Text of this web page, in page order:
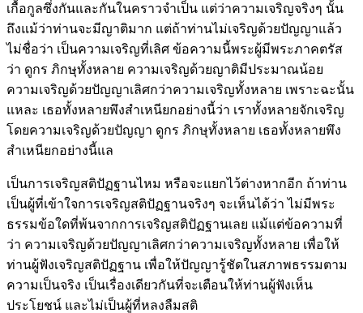
เกื้อกูลซึ่งกันและกันในคราวจำเป็น แต่ว่าความเจริญจริงๆ นั้น
ถึงแม้ว่าท่านจะมีญาติมาก แต่ถ้าท่านไม่เจริญด้วยปัญญาแล้ว
ไม่ชื่อว่า เป็นความเจริญที่เลิศ ข้อความนี้พระผู้มีพระภาคตรัส
ว่า ดูกร ภิกษุทั้งหลาย ความเจริญด้วยญาติมีประมาณน้อย
ความเจริญด้วยปัญญาเลิศกว่าความเจริญทั้งหลาย เพราะฉะนั้น
แหละ เธอทั้งหลายพึงสำเหนียกอย่างนี้ว่า เราทั้งหลายจักเจริญ
โดยความเจริญด้วยปัญญา ดูกร ภิกษุทั้งหลาย เธอทั้งหลายพึง
สำเหนียกอย่างนี้แล
เป็นการเจริญสติปัฏฐานไหม หรือจะแยกไว้ต่างหากอีก ถ้าท่าน
เป็นผู้ที่เข้าใจการเจริญสติปัฏฐานจริงๆ จะเห็นได้ว่า ไม่มีพระ
ธรรมข้อใดที่พ้นจากการเจริญสติปัฏฐานเลย แม้แต่ข้อความที่
ว่า ความเจริญด้วยปัญญาเลิศกว่าความเจริญทั้งหลาย เพื่อให้
ท่านผู้ฟังเจริญสติปัฏฐาน เพื่อให้ปัญญารู้ชัดในสภาพธรรมตาม
ความเป็นจริง เป็นเรื่องเดียวกันที่จะเตือนให้ท่านผู้ฟังเห็น
ประโยชน์ และไม่เป็นผู้ที่หลงลืมสติ